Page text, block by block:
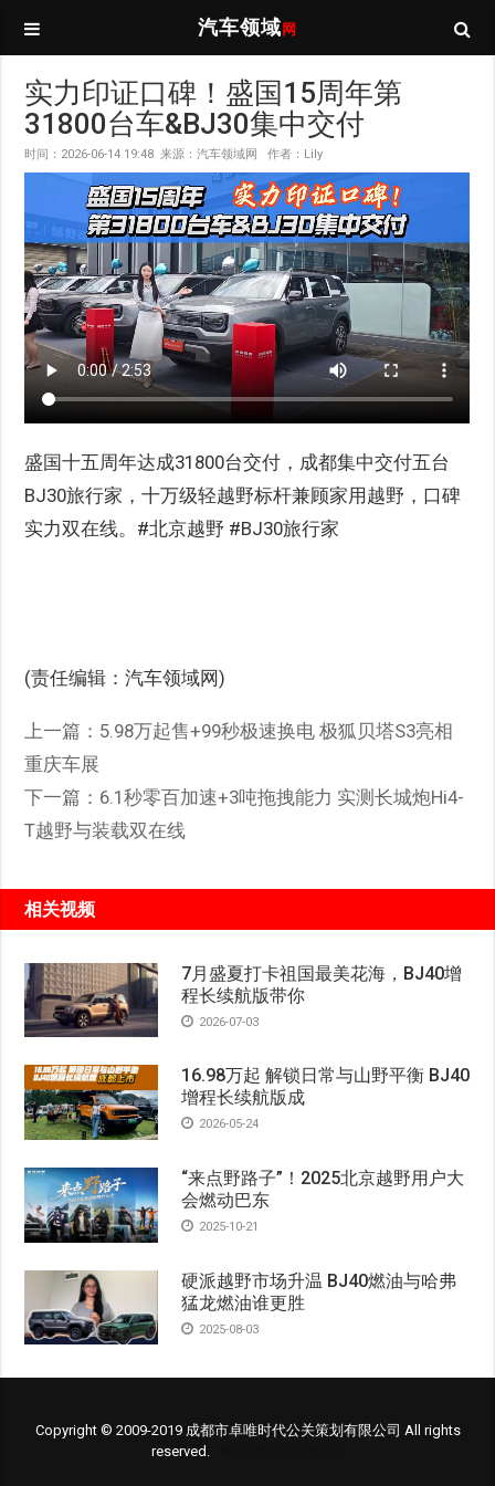
汽车领域 网
实力印证口碑！盛国15周年第
31800台车&BJ30集中交付
时间：2026-06-14 19:48 来源：汽车领域网 作者：Lily
盛国十五周年达成31800台交付，成都集中交付五台
BJ30旅行家，十万级轻越野标杆兼顾家用越野，口碑
实力双在线。#北京越野 #BJ30旅行家
(责任编辑：汽车领域网)
上一篇： 5.98万起售+99秒极速换电 极狐贝塔S3亮相
重庆车展
下一篇： 6.1秒零百加速+3吨拖拽能力 实测长城炮Hi4-
T越野与装载双在线
相关视频
7月盛夏打卡祖国最美花海，BJ40增
程长续航版带你
2026-07-03
16.98万起 解锁日常与山野平衡 BJ40
增程长续航版成
2026-05-24
“来点野路子”！2025北京越野用户大
会燃动巴东
2025-10-21
硬派越野市场升温 BJ40燃油与哈弗
猛龙燃油谁更胜
2025-08-03
Copyright © 2009-2019 成都市卓唯时代公关策划有限公司 All rights
reserved.